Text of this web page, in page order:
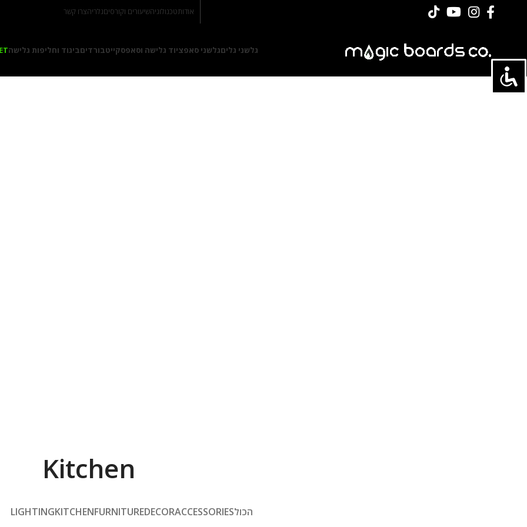
אודותטכנולוגיהשיעורים וקורסיםגלריהצרו קשר
גלשני גליםגלשני סאפציוד גלישה וסאפסקייטבורדיםביגוד וחליפות גלישה
Kitchen
הכולACCESSORIES
DECOR
FURNITURE
KITCHEN
LIGHTING